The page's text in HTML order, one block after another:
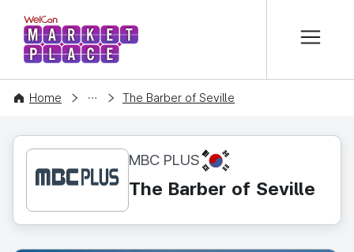
WelCon MARKETPLACE
Home
CONTENT The Barber of Seville
MBC PLUS KR
The Barber of Seville